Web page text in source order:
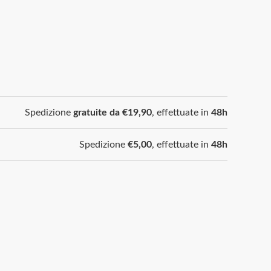
Spedizione gratuite da €19,90, effettuate in 48h
Spedizione €5,00, effettuate in 48h